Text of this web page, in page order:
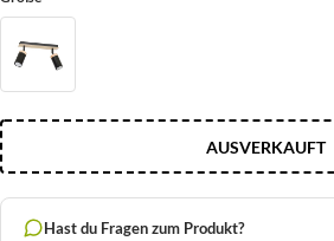
AUSVERKAUFT
Hast du Fragen zum Produkt?